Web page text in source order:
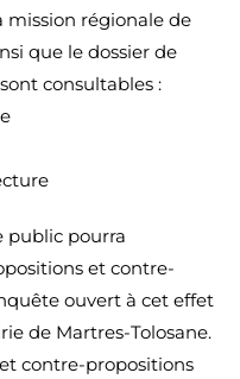
mission régionale de
que le dossier de
consultables :
public pourra
et contre-
ouvert à cet effet
de Martres-Tolosane.
contre-propositions